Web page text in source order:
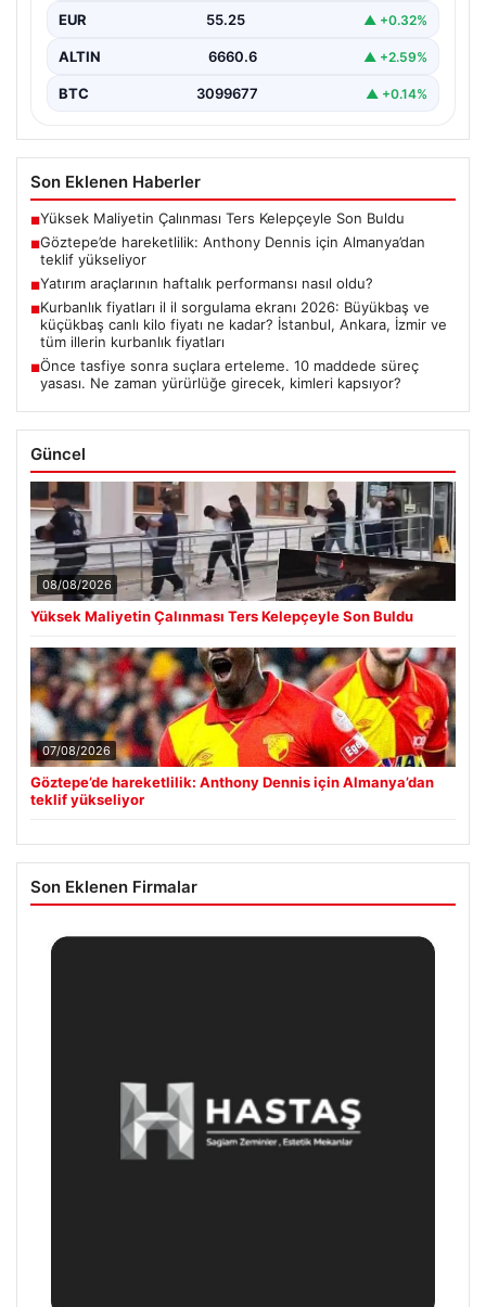
EUR 55.25 ▲ +0.32%
ALTIN 6660.6 ▲ +2.59%
BTC 3099677 ▲ +0.14%
Son Eklenen Haberler
■Yüksek Maliyetin Çalınması Ters Kelepçeyle Son Buldu
■Göztepe’de hareketlilik: Anthony Dennis için Almanya’dan
teklif yükseliyor
■Yatırım araçlarının haftalık performansı nasıl oldu?
■Kurbanlık fiyatları il il sorgulama ekranı 2026: Büyükbaş ve
küçükbaş canlı kilo fiyatı ne kadar? İstanbul, Ankara, İzmir ve
tüm illerin kurbanlık fiyatları
■Önce tasfiye sonra suçlara erteleme. 10 maddede süreç
yasası. Ne zaman yürürlüğe girecek, kimleri kapsıyor?
Güncel
08/08/2026
Yüksek Maliyetin Çalınması Ters Kelepçeyle Son Buldu
07/08/2026
Göztepe’de hareketlilik: Anthony Dennis için Almanya’dan
teklif yükseliyor
Son Eklenen Firmalar